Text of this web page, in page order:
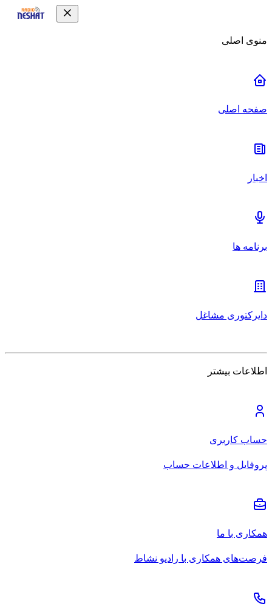
منوی اصلی
صفحه اصلی
اخبار
برنامه ها
دایرکتوری مشاغل
اطلاعات بیشتر
حساب کاربری
پروفایل و اطلاعات حساب
همکاری با ما
فرصت‌های همکاری با رادیو نشاط